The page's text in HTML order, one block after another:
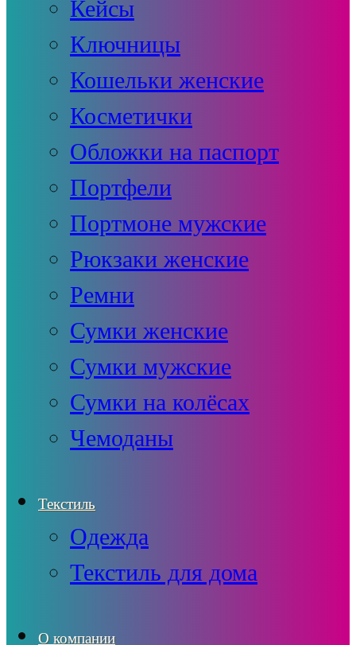
Кейсы
Ключницы
Кошельки женские
Косметички
Обложки на паспорт
Портфели
Портмоне мужские
Рюкзаки женские
Ремни
Сумки женские
Сумки мужские
Сумки на колёсах
Чемоданы
Текстиль
Одежда
Текстиль для дома
О компании